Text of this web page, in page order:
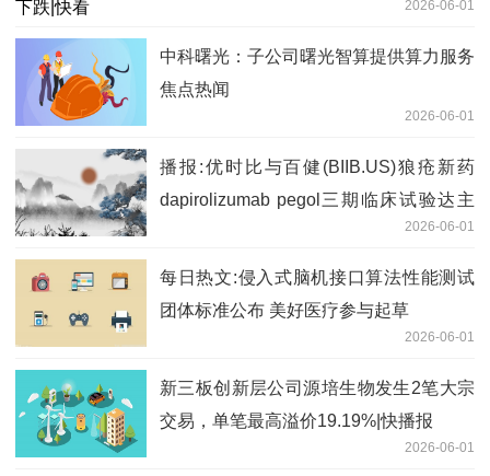
2026-06-01
中科曙光：子公司曙光智算提供算力服务
焦点热闻
2026-06-01
播报:优时比与百健(BIIB.US)狼疮新药
dapirolizumab pegol三期临床试验达主
2026-06-01
每日热文:侵入式脑机接口算法性能测试
团体标准公布 美好医疗参与起草
2026-06-01
新三板创新层公司源培生物发生2笔大宗
交易，单笔最高溢价19.19%|快播报
2026-06-01